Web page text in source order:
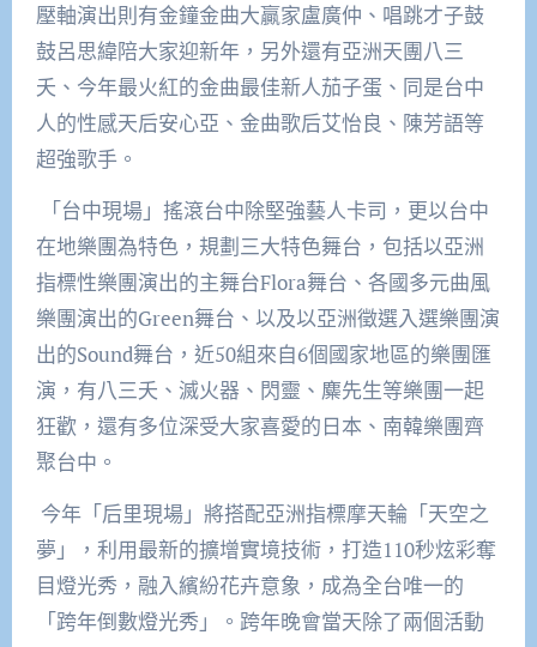
壓軸演出則有金鐘金曲大贏家盧廣仲、唱跳才子鼓
鼓呂思緯陪大家迎新年，另外還有亞洲天團八三
夭、今年最火紅的金曲最佳新人茄子蛋、同是台中
人的性感天后安心亞、金曲歌后艾怡良、陳芳語等
超強歌手。
「台中現場」搖滾台中除堅強藝人卡司，更以台中
在地樂團為特色，規劃三大特色舞台，包括以亞洲
指標性樂團演出的主舞台Flora舞台、各國多元曲風
樂團演出的Green舞台、以及以亞洲徵選入選樂團演
出的Sound舞台，近50組來自6個國家地區的樂團匯
演，有八三夭、滅火器、閃靈、麋先生等樂團一起
狂歡，還有多位深受大家喜愛的日本、南韓樂團齊
聚台中。
今年「后里現場」將搭配亞洲指標摩天輪「天空之
夢」，利用最新的擴增實境技術，打造110秒炫彩奪
目燈光秀，融入繽紛花卉意象，成為全台唯一的
「跨年倒數燈光秀」。跨年晚會當天除了兩個活動